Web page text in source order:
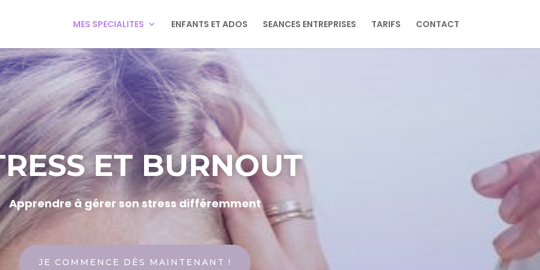
MES SPECIALITES ENFANTS ET ADOS SEANCES ENTREPRISES TARIFS CONTACT
ET BURNOUT
Apprendre à gérer son stress différemment
JE COMMENCE DÈS MAINTENANT !